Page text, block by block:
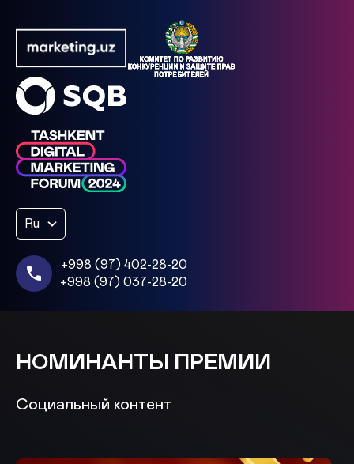
Ru
+998 (97) 402-28-20
+998 (97) 037-28-20
НОМИНАНТЫ ПРЕМИИ
Социальный контент